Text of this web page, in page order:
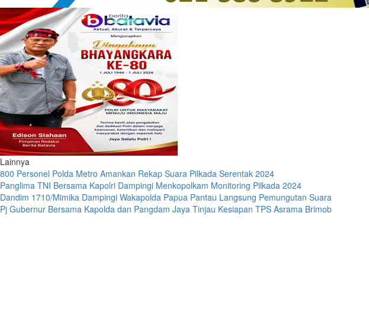
Lainnya
800 Personel Polda Metro Amankan Rekap Suara Pilkada Serentak 2024
Panglima TNI Bersama Kapolri Dampingi Menkopolkam Monitoring Pilkada 2024
Dandim 1710/Mimika Dampingi Wakapolda Papua Pantau Langsung Pemungutan Suara
Pj Gubernur Bersama Kapolda dan Pangdam Jaya Tinjau Kesiapan TPS Asrama Brimob